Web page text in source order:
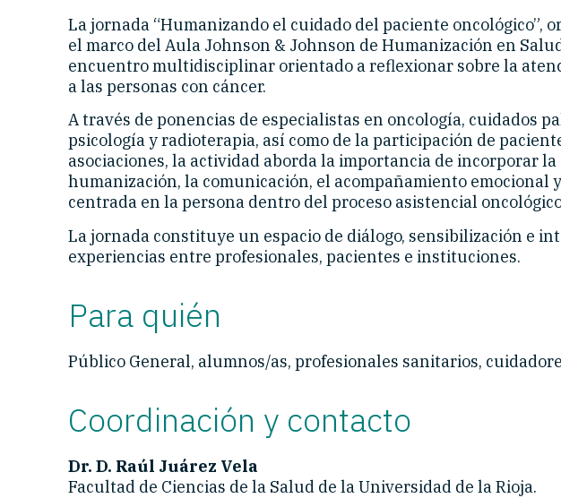
La jornada “Humanizando el cuidado del paciente oncológico”,
el marco del Aula Johnson & Johnson de Humanización en
encuentro multidisciplinar orientado a reflexionar sobre la
a las personas con cáncer.
A través de ponencias de especialistas en oncología, cuidados
psicología y radioterapia, así como de la participación de
asociaciones, la actividad aborda la importancia de incorporar la
humanización, la comunicación, el acompañamiento emocional
centrada en la persona dentro del proceso asistencial
La jornada constituye un espacio de diálogo, sensibilización e
experiencias entre profesionales, pacientes e instituciones.
Para quién
Público General, alumnos/as, profesionales sanitarios,
Coordinación y contacto
Dr. D. Raúl Juárez Vela
Facultad de Ciencias de la Salud de la Universidad de la Rioja.